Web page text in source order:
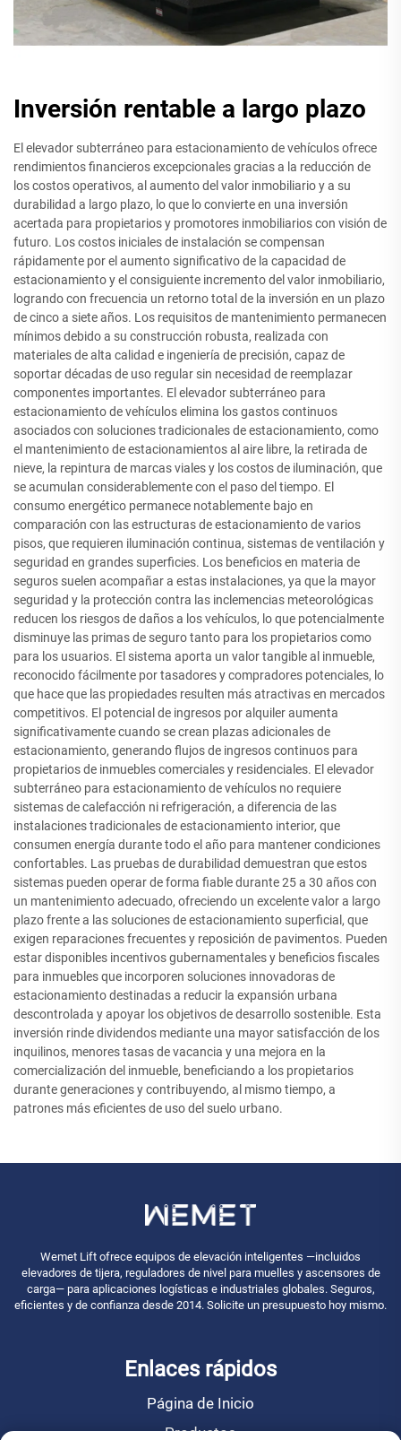
Inversión rentable a largo plazo
El elevador subterráneo para estacionamiento de vehículos ofrece
rendimientos financieros excepcionales gracias a la reducción de
los costos operativos, al aumento del valor inmobiliario y a su
durabilidad a largo plazo, lo que lo convierte en una inversión
acertada para propietarios y promotores inmobiliarios con visión de
futuro. Los costos iniciales de instalación se compensan
rápidamente por el aumento significativo de la capacidad de
estacionamiento y el consiguiente incremento del valor inmobiliario,
logrando con frecuencia un retorno total de la inversión en un plazo
de cinco a siete años. Los requisitos de mantenimiento permanecen
mínimos debido a su construcción robusta, realizada con
materiales de alta calidad e ingeniería de precisión, capaz de
soportar décadas de uso regular sin necesidad de reemplazar
componentes importantes. El elevador subterráneo para
estacionamiento de vehículos elimina los gastos continuos
asociados con soluciones tradicionales de estacionamiento, como
el mantenimiento de estacionamientos al aire libre, la retirada de
nieve, la repintura de marcas viales y los costos de iluminación, que
se acumulan considerablemente con el paso del tiempo. El
consumo energético permanece notablemente bajo en
comparación con las estructuras de estacionamiento de varios
pisos, que requieren iluminación continua, sistemas de ventilación y
seguridad en grandes superficies. Los beneficios en materia de
seguros suelen acompañar a estas instalaciones, ya que la mayor
seguridad y la protección contra las inclemencias meteorológicas
reducen los riesgos de daños a los vehículos, lo que potencialmente
disminuye las primas de seguro tanto para los propietarios como
para los usuarios. El sistema aporta un valor tangible al inmueble,
reconocido fácilmente por tasadores y compradores potenciales, lo
que hace que las propiedades resulten más atractivas en mercados
competitivos. El potencial de ingresos por alquiler aumenta
significativamente cuando se crean plazas adicionales de
estacionamiento, generando flujos de ingresos continuos para
propietarios de inmuebles comerciales y residenciales. El elevador
subterráneo para estacionamiento de vehículos no requiere
sistemas de calefacción ni refrigeración, a diferencia de las
instalaciones tradicionales de estacionamiento interior, que
consumen energía durante todo el año para mantener condiciones
confortables. Las pruebas de durabilidad demuestran que estos
sistemas pueden operar de forma fiable durante 25 a 30 años con
un mantenimiento adecuado, ofreciendo un excelente valor a largo
plazo frente a las soluciones de estacionamiento superficial, que
exigen reparaciones frecuentes y reposición de pavimentos. Pueden
estar disponibles incentivos gubernamentales y beneficios fiscales
para inmuebles que incorporen soluciones innovadoras de
estacionamiento destinadas a reducir la expansión urbana
descontrolada y apoyar los objetivos de desarrollo sostenible. Esta
inversión rinde dividendos mediante una mayor satisfacción de los
inquilinos, menores tasas de vacancia y una mejora en la
comercialización del inmueble, beneficiando a los propietarios
durante generaciones y contribuyendo, al mismo tiempo, a
patrones más eficientes de uso del suelo urbano.
Wemet Lift ofrece equipos de elevación inteligentes —incluidos
elevadores de tijera, reguladores de nivel para muelles y ascensores de
carga— para aplicaciones logísticas e industriales globales. Seguros,
eficientes y de confianza desde 2014. Solicite un presupuesto hoy mismo.
Enlaces rápidos
Página de Inicio
Productos